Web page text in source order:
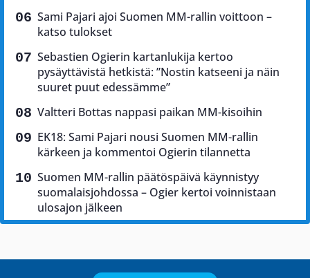
Sami Pajari ajoi Suomen MM-rallin voittoon –
katso tulokset
Sebastien Ogierin kartanlukija kertoo
pysäyttävistä hetkistä: ”Nostin katseeni ja näin
suuret puut edessämme”
Valtteri Bottas nappasi paikan MM-kisoihin
EK18: Sami Pajari nousi Suomen MM-rallin
kärkeen ja kommentoi Ogierin tilannetta
Suomen MM-rallin päätöspäivä käynnistyy
suomalaisjohdossa – Ogier kertoi voinnistaan
ulosajon jälkeen